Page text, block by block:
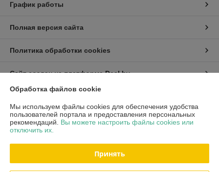
График работы
Полная версия сайта
Политика обработки cookies
Сайт создан на платформе Deal.by
Информация для покупателя
Индивидуальный предприниматель:ИП Хмель Павел Юрьевич
г. Минск, ул. Воронянского 11/5-63
Регистрационный номер ЕГР: 190422759
Обработка файлов cookie
Мы используем файлы cookies для обеспечения удобства
пользователей портала и предоставления персональных
рекомендаций. Вы можете настроить файлы cookies или
отключить их.
Принять